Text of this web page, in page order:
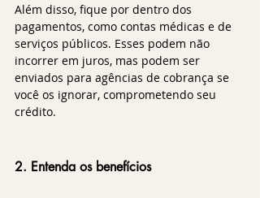
Além disso, fique por dentro dos
pagamentos, como contas médicas e de
serviços públicos. Esses podem não
incorrer em juros, mas podem ser
enviados para agências de cobrança se
você os ignorar, comprometendo seu
crédito.
2. Entenda os benefícios